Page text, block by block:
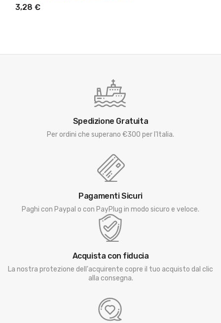
3,28 €
Spedizione Gratuita
Per ordini che superano €300 per l'Italia.
Pagamenti Sicuri
Paghi con Paypal o con PayPlug in modo sicuro e veloce.
Acquista con fiducia
La nostra protezione dell'acquirente copre il tuo acquisto dal clic
alla consegna.